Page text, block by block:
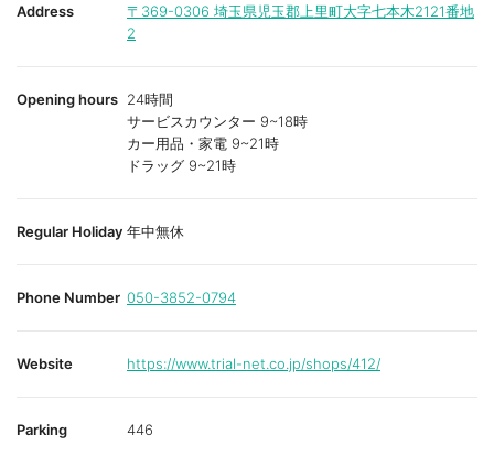
Address 〒369-0306 埼玉県児玉郡上里町大字七本木2121番地
2
Opening hours 24時間
サービスカウンター 9~18時
カー用品・家電 9~21時
ドラッグ 9~21時
Regular Holiday 年中無休
Phone Number 050-3852-0794
Website https://www.trial-net.co.jp/shops/412/
Parking 446